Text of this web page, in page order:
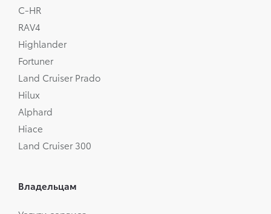
C-HR
RAV4
Highlander
Fortuner
Land Cruiser Prado
Hilux
Alphard
Hiace
Land Cruiser 300
Владельцам